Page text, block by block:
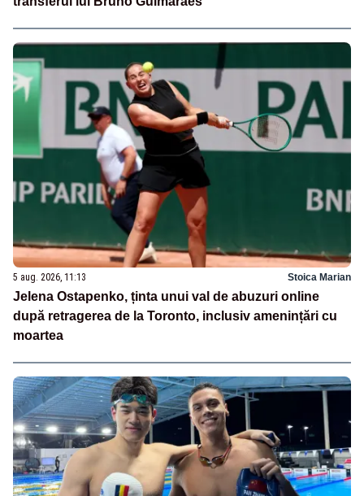
5 aug. 2026, 11:13 Stoica Marian
Jelena Ostapenko, ținta unui val de abuzuri online
după retragerea de la Toronto, inclusiv amenințări cu
moartea